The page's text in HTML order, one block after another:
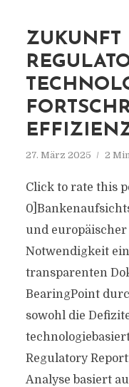
ZUKUNFT
27. März 2025 2
Click to rate this
und europäischer
Notwendigkeit
transparenten
BearingPoint
sowohl die
Regulatory
Analyse basiert